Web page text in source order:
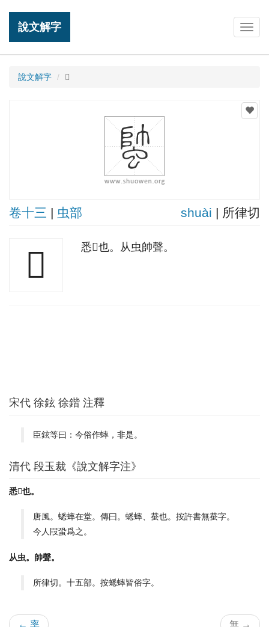
說文解字
說文解字 𧍓
卷十三 | 虫部 shuài | 所律切
𧍓 悉𧍓也。从虫帥聲。
宋代 徐鉉 徐鍇 注釋
臣鉉等曰：今俗作蟀，非是。
清代 段玉裁《說文解字注》
悉𧍓也。
唐風。蟋蟀在堂。傳曰。蟋蟀、蛬也。按許書無蛬字。
今人叚蛩爲之。
从虫。帥聲。
所律切。十五部。按蟋蟀皆俗字。
← 率 無 →